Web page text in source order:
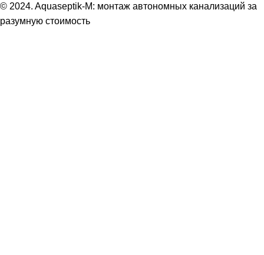
© 2024. Aquaseptik-M: монтаж автономных канализаций за
разумную стоимость